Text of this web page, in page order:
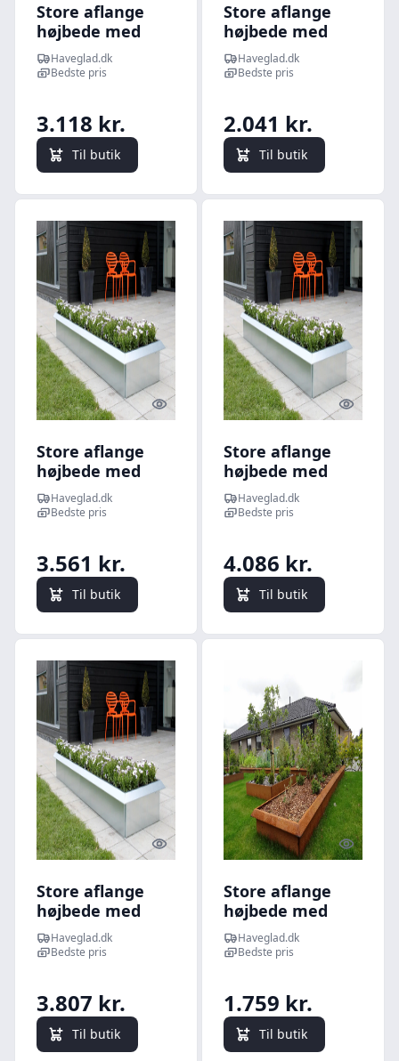
Store aflange
højbede med
sneglehegn -
60x240cm 50cm
hjørnebeskytter
og samlemuffer
Haveglad.dk
Bedste pris
3.118 kr.
Til butik
Store aflange
højbede med
sneglehegn -
60x240cm 25cm
Uden
hjørnebeskytter
og samlemuffer
Haveglad.dk
Bedste pris
2.041 kr.
Til butik
Quick look
Store aflange
højbede med
sneglehegn -
60x240cm 50cm
Uden
hjørnebeskytter
og samlemuffer
Haveglad.dk
Bedste pris
3.561 kr.
Til butik
Quick
Store aflange
højbede med
sneglehegn -
120x240cm 50cm
Uden
hjørnebeskytter
og samlemuffer
Haveglad.dk
Bedste pris
4.086 kr.
Til butik
Quick look
Store aflange
højbede med
sneglehegn -
80x240cm 50cm
Uden
hjørnebeskytter
og samlemuffer
Haveglad.dk
Bedste pris
3.807 kr.
Til butik
Quick
Store aflange
højbede med
sneglehegn -
40x240cm 25cm
hjørnebeskytter
og samlemuffer
Haveglad.dk
Bedste pris
1.759 kr.
Til butik